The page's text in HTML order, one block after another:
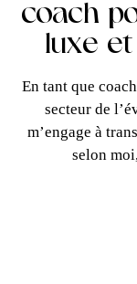
coach
luxe et
En tant que
secteur de
m’engage à
selon